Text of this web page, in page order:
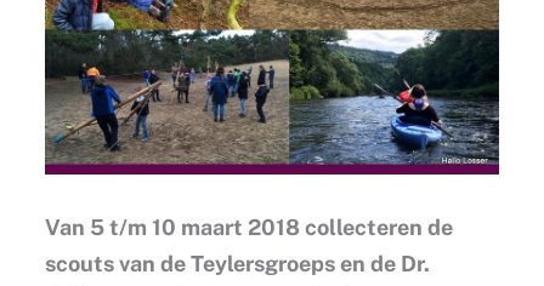
Van 5 t/m 10 maart 2018 collecteren de
scouts van de Teylersgroeps en de Dr.